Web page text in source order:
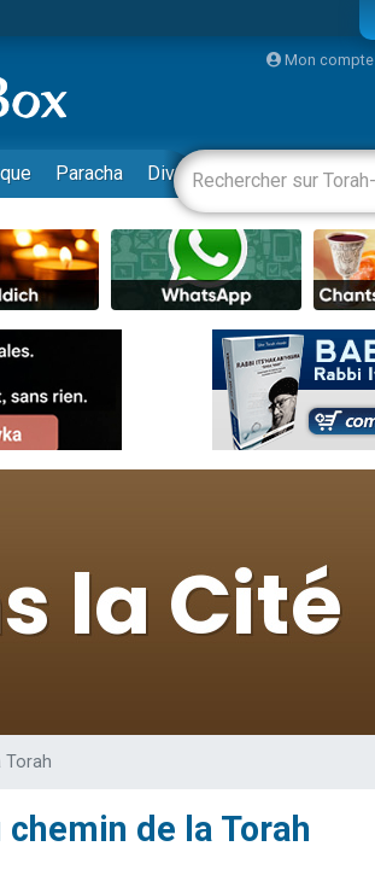
appartement insalubre
Mon compte
Paracha Divertissements Livres
Torah
de la Torah